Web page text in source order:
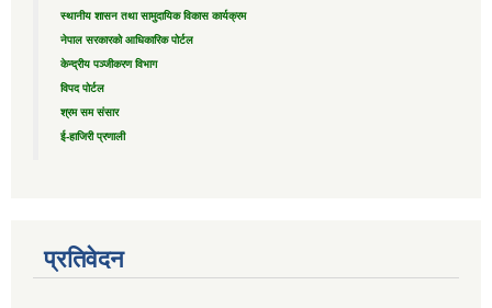
स्थानीय शासन तथा सामुदायिक विकास कार्यक्रम
नेपाल सरकारको आधिकारिक पोर्टल
केन्द्रीय पञ्जीकरण विभाग
विपद पोर्टल
श्रम सम संसार
ई-हाजिरी प्रणाली
प्रतिवेदन